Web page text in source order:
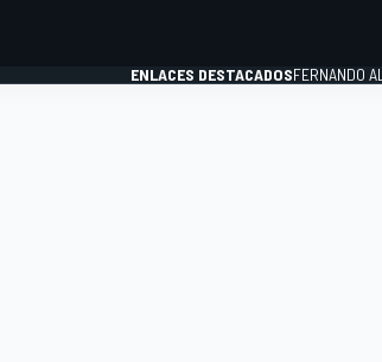
ENLACES DESTACADOSFERNANDO